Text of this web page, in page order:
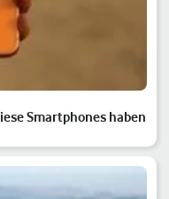
Smartphones haben